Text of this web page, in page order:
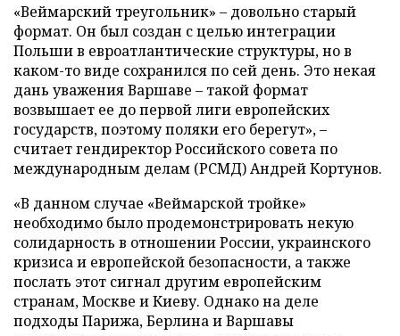
«Веймарский треугольник» – довольно старый
формат. Он был создан с целью интеграции
Польши в евроатлантические структуры, но в
каком-то виде сохранился по сей день. Это некая
дань уважения Варшаве – такой формат
возвышает ее до первой лиги европейских
государств, поэтому поляки его берегут», –
считает гендиректор Российского совета по
международным делам (РСМД) Андрей Кортунов.
«В данном случае «Веймарской тройке»
необходимо было продемонстрировать некую
солидарность в отношении России, украинского
кризиса и европейской безопасности, а также
послать этот сигнал другим европейским
странам, Москве и Киеву. Однако на деле
подходы Парижа, Берлина и Варшавы